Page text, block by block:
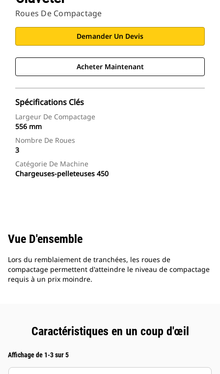
Roues De Compactage
Demander Un Devis
Acheter Maintenant
Spécifications Clés
Largeur De Compactage
556 mm
Nombre De Roues
3
Catégorie De Machine
Chargeuses-pelleteuses 450
Vue D'ensemble
Lors du remblaiement de tranchées, les roues de
compactage permettent d'atteindre le niveau de compactage
requis à un prix moindre.
Caractéristiques en un coup d'œil
Affichage de 1-3 sur 5